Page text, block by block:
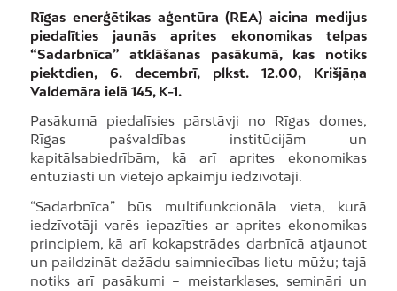
Rīgas enerģētikas aģentūra (REA) aicina medijus
piedalīties jaunās aprites ekonomikas telpas
“Sadarbnīca” atklāšanas pasākumā, kas notiks
piektdien, 6. decembrī, plkst. 12.00, Krišjāņa
Valdemāra ielā 145, K-1.
Pasākumā piedalīsies pārstāvji no Rīgas domes,
Rīgas pašvaldības institūcijām un
kapitālsabiedrībām, kā arī aprites ekonomikas
entuziasti un vietējo apkaimju iedzīvotāji.
“Sadarbnīca” būs multifunkcionāla vieta, kurā
iedzīvotāji varēs iepazīties ar aprites ekonomikas
principiem, kā arī kokapstrādes darbnīcā atjaunot
un paildzināt dažādu saimniecības lietu mūžu; tajā
notiks arī pasākumi – meistarklases, semināri un